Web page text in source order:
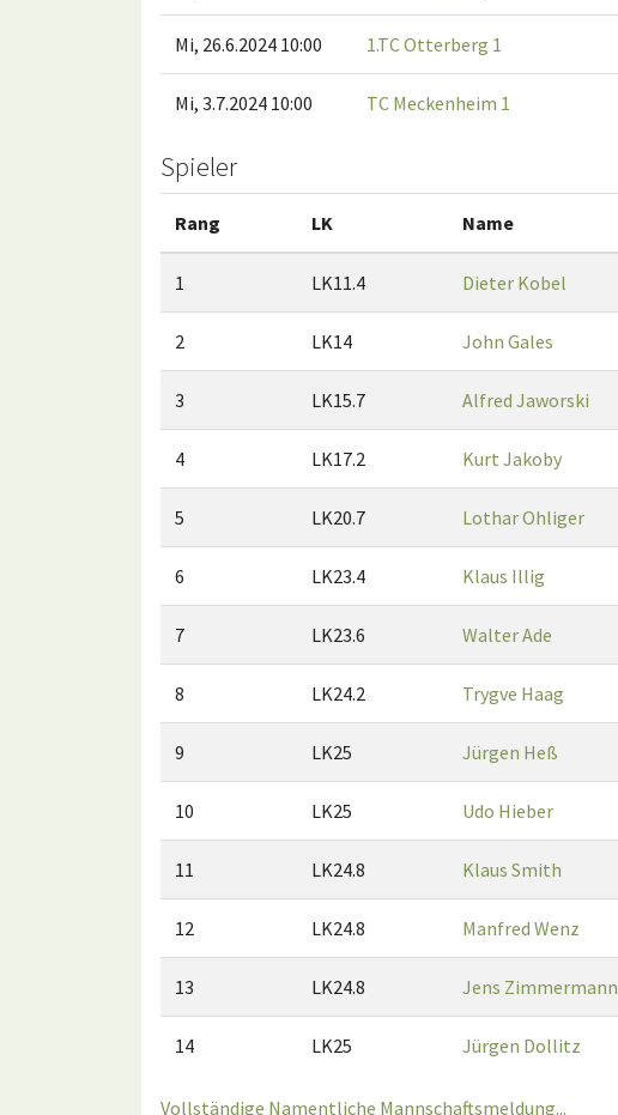
Mi, 26.6.2024 10:00 1.TC Otterberg 1
Mi, 3.7.2024 10:00 TC Meckenheim 1
Spieler
Rang LK Name
1 LK11.4 Dieter Kobel
2 LK14 John Gales
3 LK15.7 Alfred Jaworski
4 LK17.2 Kurt Jakoby
5 LK20.7 Lothar Ohliger
6 LK23.4 Klaus Illig
7 LK23.6 Walter Ade
8 LK24.2 Trygve Haag
9 LK25 Jürgen Heß
10 LK25 Udo Hieber
11 LK24.8 Klaus Smith
12 LK24.8 Manfred Wenz
13 LK24.8 Jens Zimmermann
14 LK25 Jürgen Dollitz
Vollständige Namentliche Mannschaftsmeldung...